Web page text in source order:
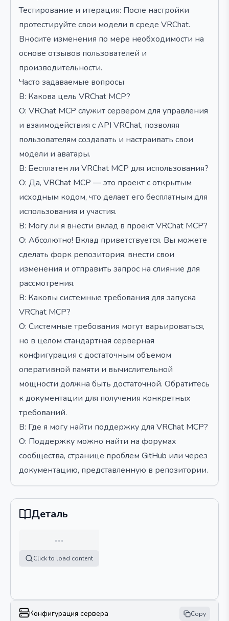
Тестирование и итерация: После настройки
протестируйте свои модели в среде VRChat.
Вносите изменения по мере необходимости на
основе отзывов пользователей и
производительности.
Часто задаваемые вопросы
В: Какова цель VRChat MCP?
О: VRChat MCP служит сервером для управления
и взаимодействия с API VRChat, позволяя
пользователям создавать и настраивать свои
модели и аватары.
В: Бесплатен ли VRChat MCP для использования?
О: Да, VRChat MCP — это проект с открытым
исходным кодом, что делает его бесплатным для
использования и участия.
В: Могу ли я внести вклад в проект VRChat MCP?
О: Абсолютно! Вклад приветствуется. Вы можете
сделать форк репозитория, внести свои
изменения и отправить запрос на слияние для
рассмотрения.
В: Каковы системные требования для запуска
VRChat MCP?
О: Системные требования могут варьироваться,
но в целом стандартная серверная
конфигурация с достаточным объемом
оперативной памяти и вычислительной
мощности должна быть достаточной. Обратитесь
к документации для получения конкретных
требований.
В: Где я могу найти поддержку для VRChat MCP?
О: Поддержку можно найти на форумах
сообщества, странице проблем GitHub или через
документацию, представленную в репозитории.
Деталь
…
Click to load content
Конфигурация сервера Copy